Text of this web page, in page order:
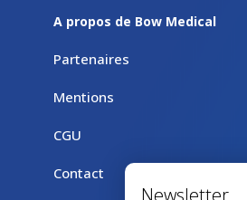
A propos de Bow Medical
Partenaires
Mentions
CGU
Contact